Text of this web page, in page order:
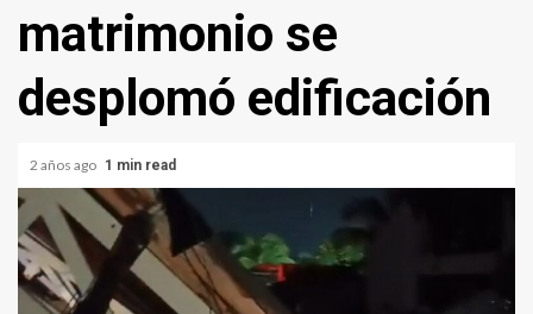
matrimonio se
desplomó edificación
2 años ago 1 min read